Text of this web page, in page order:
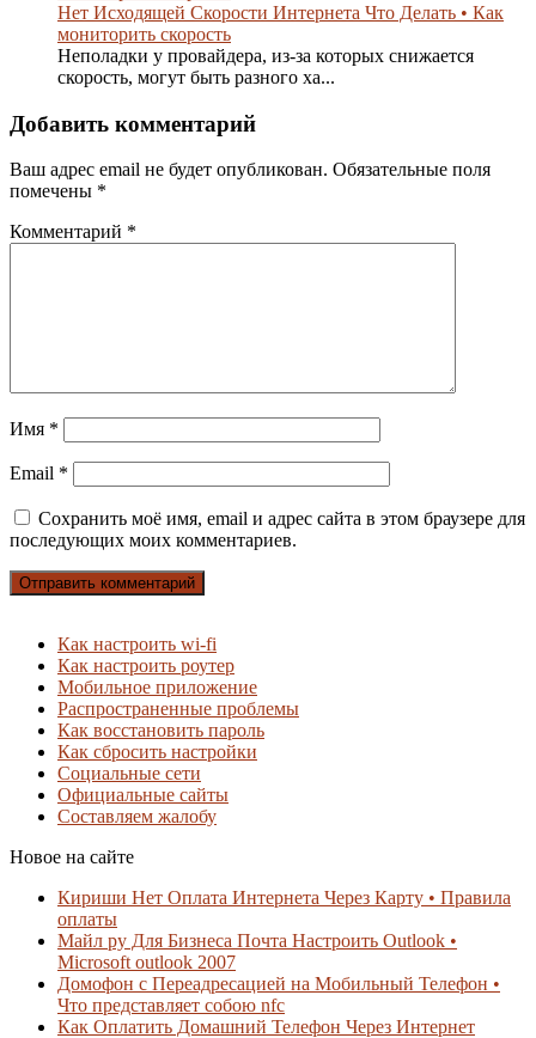
Нет Исходящей Скорости Интернета Что Делать • Как
мониторить скорость
Неполадки у провайдера, из-за которых снижается
скорость, могут быть разного ха...
Добавить комментарий
Ваш адрес email не будет опубликован. Обязательные поля
помечены *
Комментарий *
Имя *
Email *
Сохранить моё имя, email и адрес сайта в этом браузере для
последующих моих комментариев.
Как настроить wi-fi
Как настроить роутер
Мобильное приложение
Распространенные проблемы
Как восстановить пароль
Как сбросить настройки
Социальные сети
Официальные сайты
Составляем жалобу
Новое на сайте
Кириши Нет Оплата Интернета Через Карту • Правила
оплаты
Майл ру Для Бизнеса Почта Настроить Outlook •
Microsoft outlook 2007
Домофон с Переадресацией на Мобильный Телефон •
Что представляет собою nfc
Как Оплатить Домашний Телефон Через Интернет